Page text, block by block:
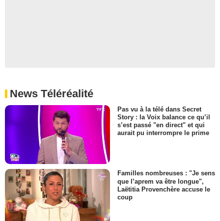
News Téléréalité
Pas vu à la télé dans Secret
Story : la Voix balance ce qu’il
s’est passé "en direct" et qui
aurait pu interrompre le prime
Familles nombreuses : "Je sens
que l’aprem va être longue",
Laëtitia Provenchère accuse le
coup